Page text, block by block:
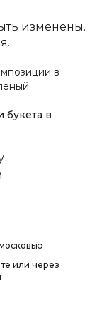
изменены.
в
букета в
или через